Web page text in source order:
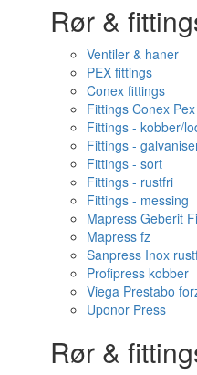
Rør &
Ventiler & haner
PEX fittings
Conex fittings
Fittings Conex
Fittings - kobber/
Fittings -
Fittings - sort
Fittings - rustfri
Fittings - messing
Mapress Geberit
Mapress fz
Sanpress Inox
Profipress kobber
Viega Prestabo
Uponor Press
Rør &